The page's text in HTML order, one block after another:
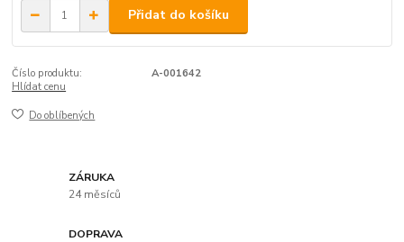
Přidat do košíku
Číslo produktu:
A-001642
Hlídat cenu
Do oblíbených
ZÁRUKA
24 měsíců
DOPRAVA